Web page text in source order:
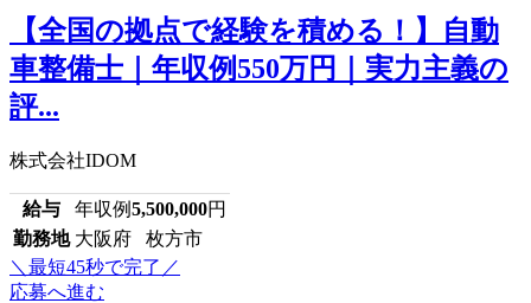
【全国の拠点で経験を積める！】自動
車整備士｜年収例550万円｜実力主義の
評...
株式会社IDOM
給与 年収例5,500,000円
勤務地 大阪府 枚方市
＼最短45秒で完了／
応募へ進む